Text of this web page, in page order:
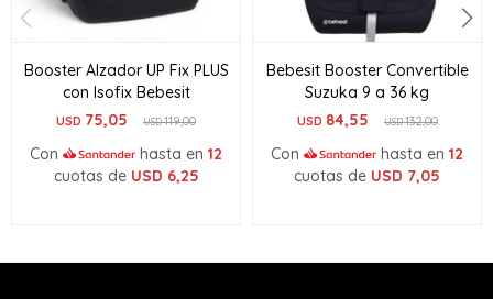
Booster Alzador UP Fix PLUS
con Isofix Bebesit
USD 75,05 USD119,00
Con hasta en 12
cuotas de USD 6,25
Bebesit Booster Convertible
Suzuka 9 a 36 kg
USD 84,55 USD132,00
Con hasta en 12
cuotas de USD 7,05